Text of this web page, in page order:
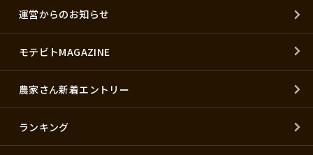
運営からのお知らせ
モテビトMAGAZINE
農家さん新着エントリー
ランキング